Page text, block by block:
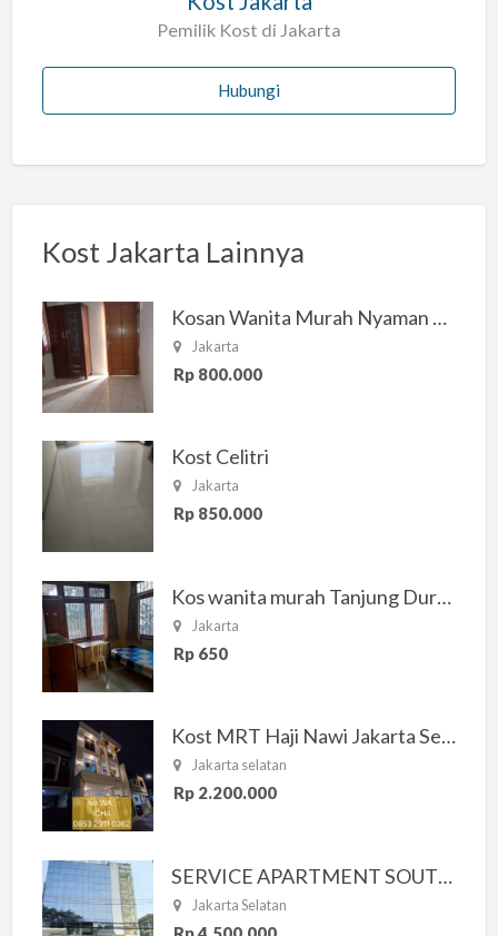
Pemilik Kost di Jakarta
Hubungi
Kost Jakarta Lainnya
Kosan Wanita Murah Nyaman di Jakarta Selatan
Jakarta
Rp 800.000
Kost Celitri
Jakarta
Rp 850.000
Kos wanita murah Tanjung Duren Jakarta Barat
Jakarta
Rp 650
Kost MRT Haji Nawi Jakarta Selatan
Jakarta selatan
Rp 2.200.000
SERVICE APARTMENT SOUTH RESIDENCE
Jakarta Selatan